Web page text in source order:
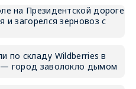
на Президентской дороге
и загорелся зерновоз с
по складу Wildberries в
— город заволокло дымом